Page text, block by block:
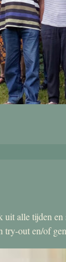
alle tijden
out en/of